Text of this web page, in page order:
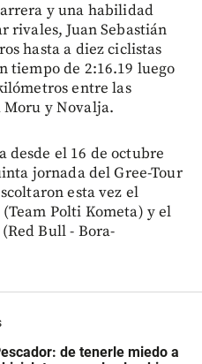
y una habilidad
rivales, Juan Sebastián
hasta a diez ciclistas
tiempo de 2:16.19 luego
entre las
Moru y Novalja.
desde el 16 de octubre
jornada del Gree-Tour
esta vez el
Polti Kometa) y el
Bull - Bora-
de tenerle miedo a